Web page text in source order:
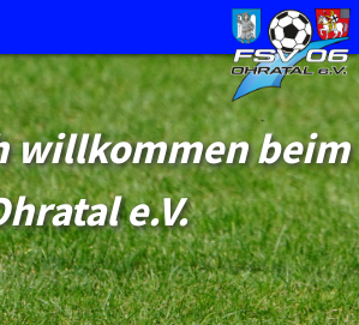
willkommen beim
e.V.